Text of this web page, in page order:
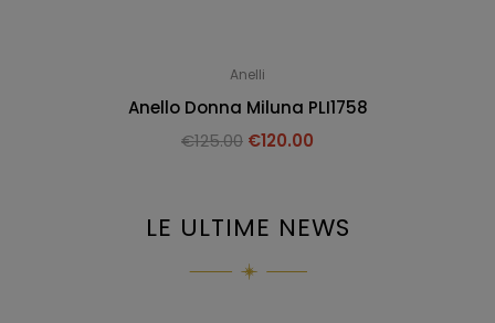
Anelli
Anello Donna Miluna PLI1758
€125.00 €120.00
LE ULTIME NEWS